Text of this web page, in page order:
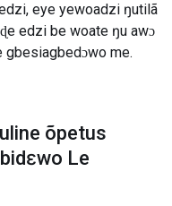
eye yewoadzi ŋutilã
edzi be woate ŋu awɔ
me.
õpetus
Le